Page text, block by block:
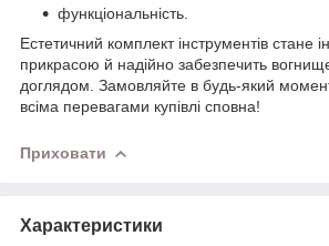
функціональність.
Естетичний комплект інструментів стане
прикрасою й надійно забезпечить
доглядом. Замовляйте в будь-який
всіма перевагами купівлі сповна!
Приховати
Характеристики